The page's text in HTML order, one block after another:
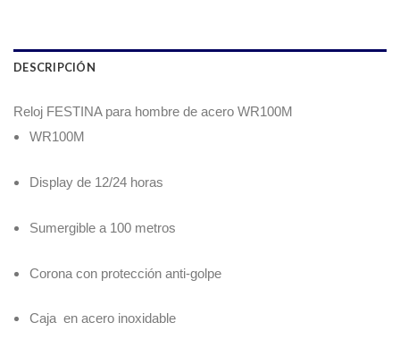
DESCRIPCIÓN
Reloj FESTINA para hombre de acero WR100M
WR100M
Display de 12/24 horas
Sumergible a 100 metros
Corona con protección anti-golpe
Caja en acero inoxidable